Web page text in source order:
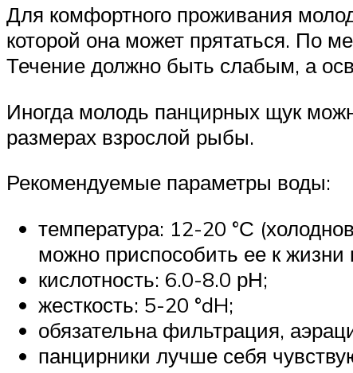
Для комфортного проживания
которой она может прятаться. По
Течение должно быть слабым, а
Иногда молодь панцирных щук
размерах взрослой рыбы.
Рекомендуемые параметры воды:
температура: 12-20 °С
можно приспособить ее к
кислотность: 6.0-8.0 рН;
жесткость: 5-20 °dH;
обязательна фильтрация,
панцирники лучше себя